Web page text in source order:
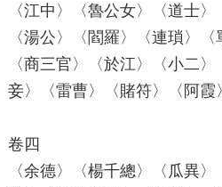
〈江中〉〈魯公女〉〈道士
〈湯公〉〈閻羅〉〈連瑣〉
〈商三官〉〈於江〉〈小二
妾〉〈雷曹〉〈賭符〉〈阿霞
卷四
〈余德〉〈楊千總〉〈瓜異